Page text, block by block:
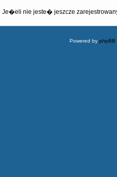
Je�eli nie jeste� jeszcze
Powered byphpBB